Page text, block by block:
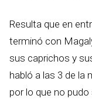
Resulta que en
terminó con
sus caprichos y
habló a las 3 de la
por lo que no